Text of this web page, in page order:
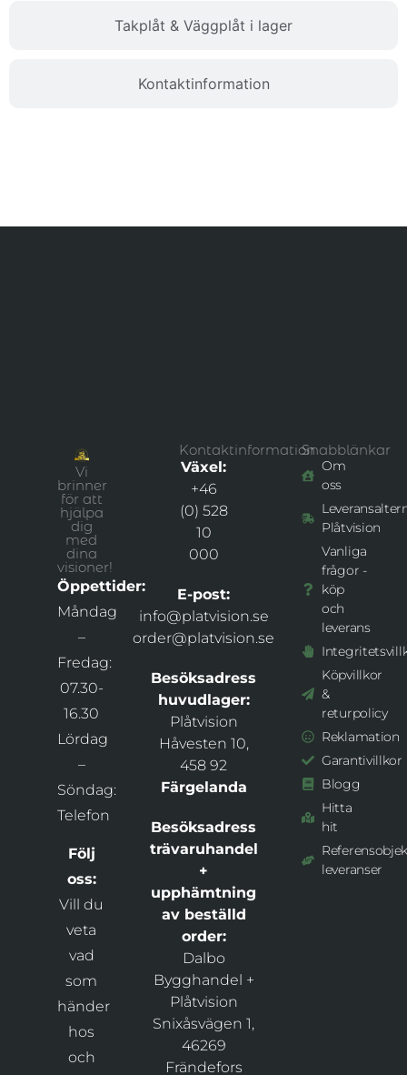
Takplåt & Väggplåt i lager
Kontaktinformation
Vi
brinner
för att
hjälpa
dig
med
dina
visioner!
Öppettider:
Måndag
–
Fredag:
07.30-
16.30
Lördag
–
Söndag:
Telefon
Följ
oss:
Vill du
veta
vad
som
händer
hos
och
Kontaktinformation
Växel:
+46
(0) 528
10
000
E-post:
info@platvision.se
order@platvision.se
Besöksadress
huvudlager:
Plåtvision
Håvesten 10,
458 92
Färgelanda
Besöksadress
trävaruhandel
+
upphämtning
av beställd
order:
Dalbo
Bygghandel +
Plåtvision
Snixåsvägen 1,
46269
Frändefors
Snabblänkar
Om
oss
Plåtvision
Vanliga
frågor -
köp
och
leverans
Köpvillkor
&
returpolicy
Reklamation
Garantivillkor
Blogg
Hitta
hit
leveranser